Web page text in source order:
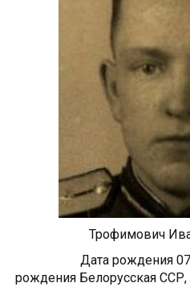
Трофимович
Дата рождения
рождения Белорусская